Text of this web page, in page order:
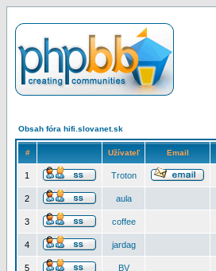
Obsah fóra hifi.slovanet.sk
# Užívateľ Email
1 Troton
2 aula
3 coffee
4 jardag
5 BV